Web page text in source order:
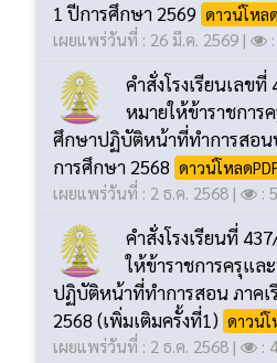
1 ปีการศึกษา 2569 ดาวน์โหล
เผยแพร่วันที่ : 26 มี.ค. 2569 |
คำสั่งโรงเรียนเลข
หมายให้ข้าราชการ
ศึกษาปฏิบัติหน้าที่ทำการสอน
การศึกษา 2568 ดาวน์โหลด
เผยแพร่วันที่ : 2 ธ.ค. 2568 |
:
คำสั่งโรงเรียนที่
ให้ข้าราชการครุแล
ปฏิบัติหน้าที่ทำการสอน ภาคเ
2568 (เพิ่มเติมครั้งที่1) ดาวน์โ
เผยแพร่วันที่ : 2 ธ.ค. 2568 |
: